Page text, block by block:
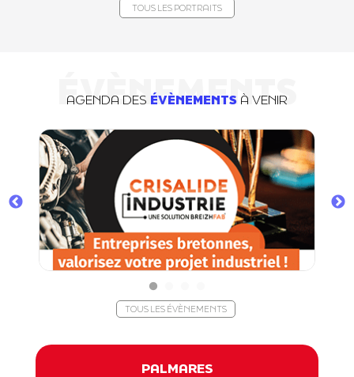
TOUS LES PORTRAITS
ÉVÈNEMENTS
AGENDA DES ÉVÈNEMENTS À VENIR
TOUS LES ÉVÈNEMENTS
PALMARES